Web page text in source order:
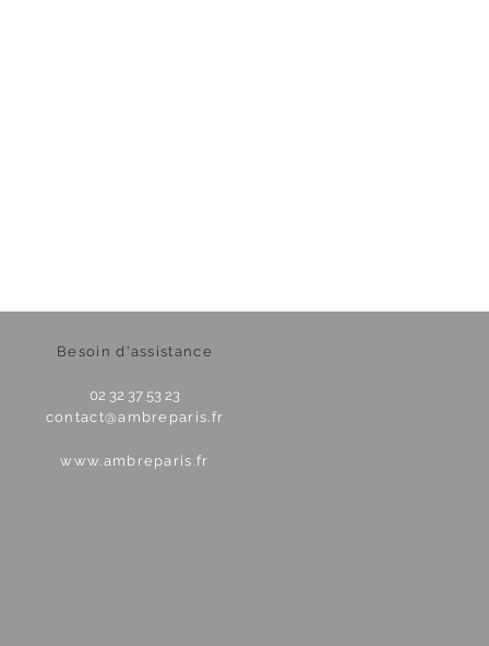
Besoin d'assistance
02 32 37 53 23
contact@ambreparis.fr
www.ambreparis.fr